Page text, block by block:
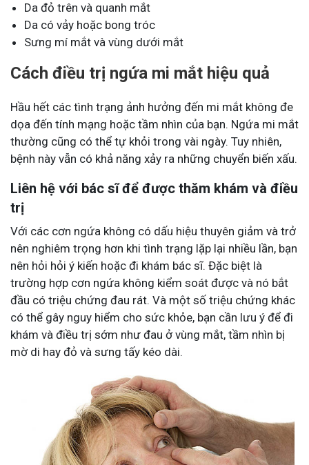
Da đỏ trên và quanh mắt
Da có vảy hoặc bong tróc
Sưng mí mắt và vùng dưới mắt
Cách điều trị ngứa mi mắt hiệu quả
Hầu hết các tình trạng ảnh hưởng đến mi mắt không đe
dọa đến tính mạng hoặc tầm nhìn của bạn. Ngứa mi mắt
thường cũng có thể tự khỏi trong vài ngày. Tuy nhiên,
bệnh này vẫn có khả năng xảy ra những chuyển biến xấu.
Liên hệ với bác sĩ để được thăm khám và điều
trị
Với các cơn ngứa không có dấu hiệu thuyên giảm và trở
nên nghiêm trọng hơn khi tình trạng lặp lại nhiều lần, bạn
nên hỏi hỏi ý kiến hoặc đi khám ​​bác sĩ. Đặc biệt là
trường hợp cơn ngứa không kiểm soát được và nó bắt
đầu có triệu chứng đau rát. Và một số triệu chứng khác
có thể gây nguy hiểm cho sức khỏe, bạn cần lưu ý để đi
khám và điều trị sớm như đau ở vùng mắt, tầm nhìn bị
mờ di hay đỏ và sưng tấy kéo dài.